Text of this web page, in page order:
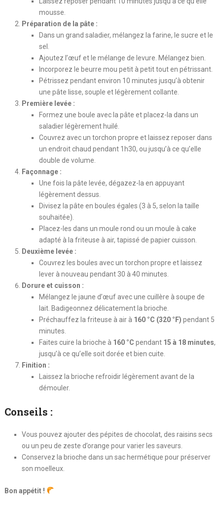
mousse.
Préparation de la pâte :
Dans un grand saladier, mélangez la farine, le sucre et le
sel.
Ajoutez l’œuf et le mélange de levure. Mélangez bien.
Incorporez le beurre mou petit à petit tout en pétrissant.
Pétrissez pendant environ 10 minutes jusqu’à obtenir
une pâte lisse, souple et légèrement collante.
Première levée :
Formez une boule avec la pâte et placez-la dans un
saladier légèrement huilé.
Couvrez avec un torchon propre et laissez reposer dans
un endroit chaud pendant 1h30, ou jusqu’à ce qu’elle
double de volume.
Façonnage :
Une fois la pâte levée, dégazez-la en appuyant
légèrement dessus.
Divisez la pâte en boules égales (3 à 5, selon la taille
souhaitée).
Placez-les dans un moule rond ou un moule à cake
adapté à la friteuse à air, tapissé de papier cuisson.
Deuxième levée :
Couvrez les boules avec un torchon propre et laissez
lever à nouveau pendant 30 à 40 minutes.
Dorure et cuisson :
Mélangez le jaune d’œuf avec une cuillère à soupe de
lait. Badigeonnez délicatement la brioche.
Préchauffez la friteuse à air à 160 °C (320 °F) pendant 5
minutes.
Faites cuire la brioche à 160 °C pendant 15 à 18 minutes,
jusqu’à ce qu’elle soit dorée et bien cuite.
Finition :
Laissez la brioche refroidir légèrement avant de la
démouler.
Conseils :
Vous pouvez ajouter des pépites de chocolat, des raisins secs
ou un peu de zeste d’orange pour varier les saveurs.
Conservez la brioche dans un sac hermétique pour préserver
son moelleux.
Bon appétit !